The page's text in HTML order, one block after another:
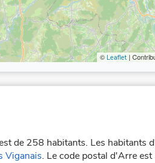
© Leaflet |
de 258 habitants. Les habitants
Viganais. Le code postal d'Arre